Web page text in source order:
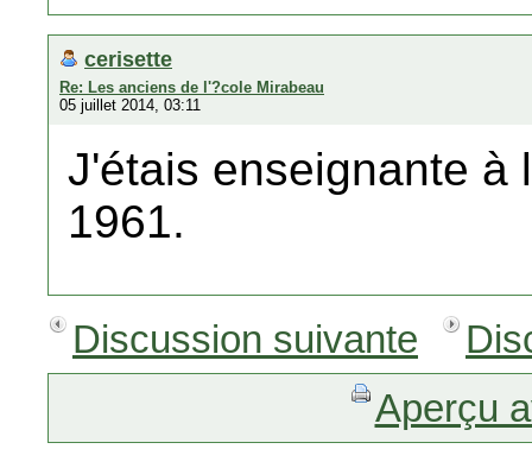
cerisette
Re: Les anciens de l'?cole Mirabeau
05 juillet 2014, 03:11
J'étais enseignante à
1961.
Discussion suivante
Aperçu